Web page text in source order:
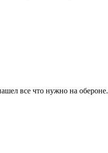
все что нужно на обероне.